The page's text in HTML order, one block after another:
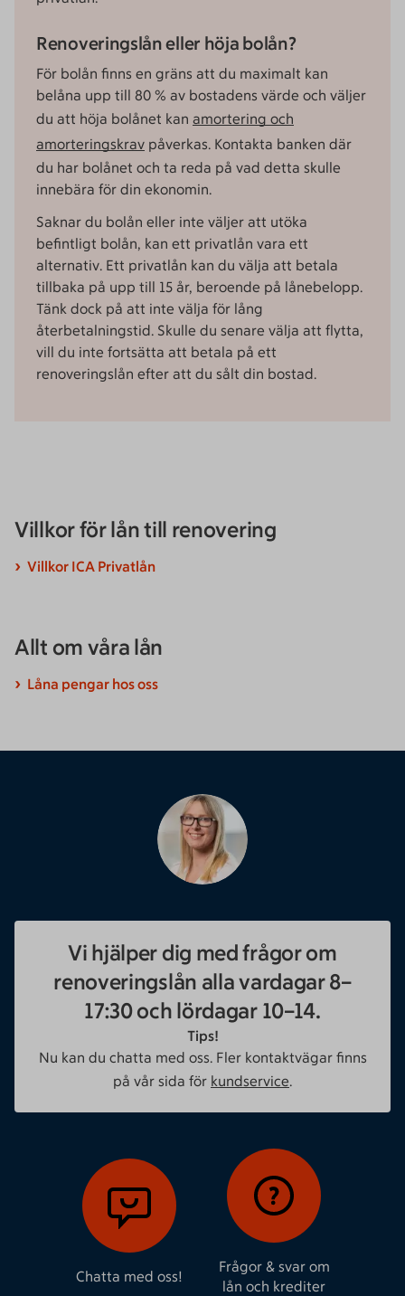
Renoveringslån eller höja bolån?
För bolån finns en gräns att du maximalt kan
belåna upp till 80 % av bostadens värde och väljer
du att höja bolånet kan amortering och
amorteringskrav påverkas. Kontakta banken där
du har bolånet och ta reda på vad detta skulle
innebära för din ekonomin.
Saknar du bolån eller inte väljer att utöka
befintligt bolån, kan ett privatlån vara ett
alternativ. Ett privatlån kan du välja att betala
tillbaka på upp till 15 år, beroende på lånebelopp.
Tänk dock på att inte välja för lång
återbetalningstid. Skulle du senare välja att flytta,
vill du inte fortsätta att betala på ett
renoveringslån efter att du sålt din bostad.
Villkor för lån till renovering
Villkor ICA Privatlån
Allt om våra lån
Låna pengar hos oss
Vi hjälper dig med frågor om
renoveringslån alla vardagar 8–
17:30 och lördagar 10–14.
Tips!
Nu kan du chatta med oss. Fler kontaktvägar finns
på vår sida för kundservice.
Chatta med oss!
Frågor & svar om
lån och krediter